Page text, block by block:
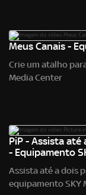
Meus Canais -
Crie um atalho
Media Center
PiP - Assista
- Equipamento
Assista até a dois
equipamento SKY